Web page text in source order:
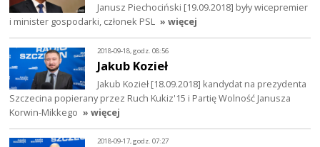
Janusz Piechociński [19.09.2018] były wicepremier
i minister gospodarki, członek PSL » więcej
2018-09-18, godz. 08:56
Jakub Kozieł
Jakub Kozieł [18.09.2018] kandydat na prezydenta
Szczecina popierany przez Ruch Kukiz'15 i Partię Wolność Janusza
Korwin-Mikkego » więcej
2018-09-17, godz. 07:27